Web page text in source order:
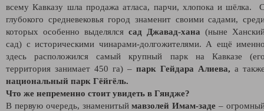
всему Кавказу шла продажа атласа, парчи, хлопока и шёлка.
глубокого средневековья город знаменит своими садами,
которых особенно выделялся сад Джавад-хана (ныне
сад) с историческими чинарами-долгожителями. А ещё
здесь расположился самый крупный парк на Кавказе
территория занимает 450 га) – парк Гейдара Алиева, а
национальный парк Гёйгёль.
Что же непременно стоит увидеть в Гяндже?
В первую очередь, знаменитыймавзолей Имам-заде –